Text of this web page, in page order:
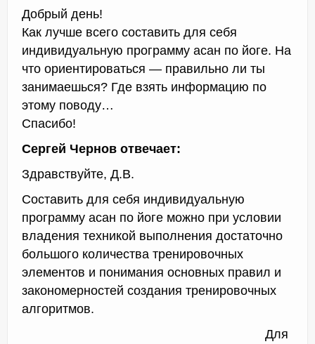
Добрый день!
Как лучше всего составить для себя
индивидуальную программу асан по йоге. На
что ориентироваться — правильно ли ты
занимаешься? Где взять информацию по
этому поводу…
Спасибо!
Сергей Чернов отвечает:
Здравствуйте, Д.В.
Составить для себя индивидуальную
программу асан по йоге можно при условии
владения техникой выполнения достаточно
большого количества тренировочных
элементов и понимания основных правил и
закономерностей создания тренировочных
алгоритмов.
Для